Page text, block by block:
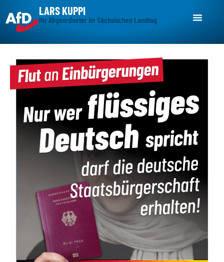
LARS KUPPI
Ihr Abgeordneter im Sächsischen Landtag